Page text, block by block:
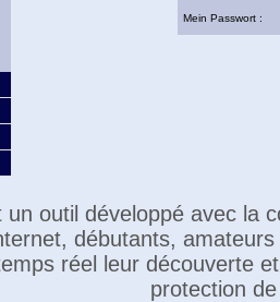
Mein Passwort :
un outil développé avec la
débutants,
réel leur découverte
protection